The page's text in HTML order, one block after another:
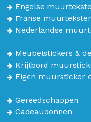
Engelse
Franse
Nederlandse
Meubelstickers &
Krijtbord
Eigen muursticker
Gereedschappen
Cadeaubonnen